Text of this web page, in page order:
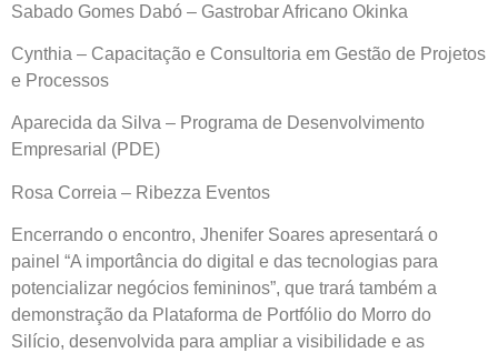
Sabado Gomes Dabó – Gastrobar Africano Okinka
Cynthia – Capacitação e Consultoria em Gestão de Projetos
e Processos
Aparecida da Silva – Programa de Desenvolvimento
Empresarial (PDE)
Rosa Correia – Ribezza Eventos
Encerrando o encontro, Jhenifer Soares apresentará o
painel “A importância do digital e das tecnologias para
potencializar negócios femininos”, que trará também a
demonstração da Plataforma de Portfólio do Morro do
Silício, desenvolvida para ampliar a visibilidade e as